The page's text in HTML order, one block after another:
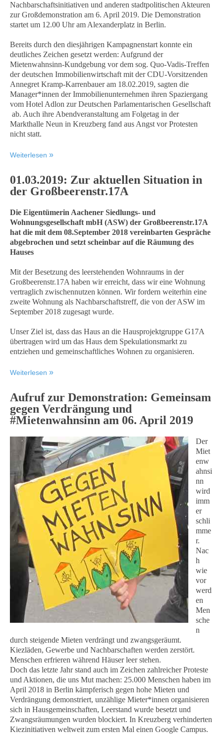
Nachbarschaftsinitiativen und anderen stadtpolitischen Akteuren
zur Großdemonstration am 6. April 2019. Die Demonstration
startet um 12.00 Uhr am Alexanderplatz in Berlin.
Bereits durch den diesjährigen Kampagnenstart konnte ein
deutliches Zeichen gesetzt werden: Aufgrund der
Mietenwahnsinn-Kundgebung vor dem sog. Quo-Vadis-Treffen
der deutschen Immobilienwirtschaft mit der CDU-Vorsitzenden
Annegret Kramp-Karrenbauer am 18.02.2019, sagten die
Manager*innen der Immobilienunternehmen ihren Spaziergang
vom Hotel Adlon zur Deutschen Parlamentarischen Gesellschaft
ab. Auch ihre Abendveranstaltung am Folgetag in der
Markthalle Neun in Kreuzberg fand aus Angst vor Protesten
nicht statt.
Weiterlesen
01.03.2019: Zur aktuellen Situation in
der Großbeerenstr.17A
Die Eigentümerin Aachener Siedlungs- und
Wohnungsgesellschaft mbH (ASW) der Großbeerenstr.17A
hat die mit dem 08.September 2018 vereinbarten Gespräche
abgebrochen und setzt scheinbar auf die Räumung des
Hauses
Mit der Besetzung des leerstehenden Wohnraums in der
Großbeerenstr.17A haben wir erreicht, dass wir eine Wohnung
vertraglich zwischennutzen können. Wir fordern weiterhin eine
zweite Wohnung als Nachbarschaftstreff, die von der ASW im
September 2018 zugesagt wurde.
Unser Ziel ist, dass das Haus an die Hausprojektgruppe G17A
übertragen wird um das Haus dem Spekulationsmarkt zu
entziehen und gemeinschaftliches Wohnen zu organisieren.
Weiterlesen
Aufruf zur Demonstration: Gemeinsam
gegen Verdrängung und
#Mietenwahnsinn am 06. April 2019
Der
Miet
enw
ahnsi
nn
wird
imm
er
schli
mme
r.
Nac
h
wie
vor
werd
en
Men
sche
n
durch steigende Mieten verdrängt und zwangsgeräumt.
Kiezläden, Gewerbe und Nachbarschaften werden zerstört.
Menschen erfrieren während Häuser leer stehen.
Doch das letzte Jahr stand auch im Zeichen zahlreicher Proteste
und Aktionen, die uns Mut machen: 25.000 Menschen haben im
April 2018 in Berlin kämpferisch gegen hohe Mieten und
Verdrängung demonstriert, unzählige Mieter*innen organisieren
sich in Hausgemeinschaften, Leerstand wurde besetzt und
Zwangsräumungen wurden blockiert. In Kreuzberg verhinderten
Kiezinitiativen weltweit zum ersten Mal einen Google Campus.